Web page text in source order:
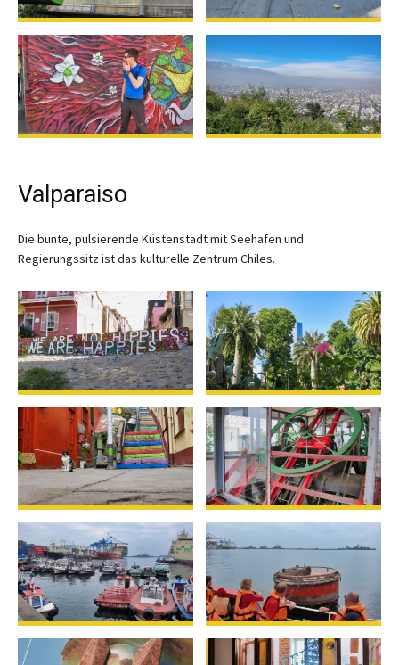
Valparaiso
Die bunte, pulsierende Küstenstadt mit Seehafen und
Regierungssitz ist das kulturelle Zentrum Chiles.